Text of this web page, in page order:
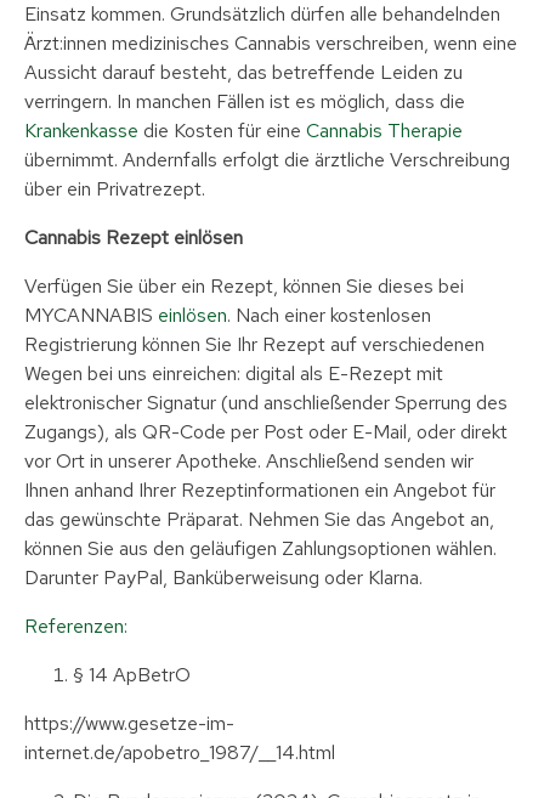
Einsatz kommen. Grundsätzlich dürfen alle behandelnden
Ärzt:innen medizinisches Cannabis verschreiben, wenn eine
Aussicht darauf besteht, das betreffende Leiden zu
verringern. In manchen Fällen ist es möglich, dass die
Krankenkasse die Kosten für eine Cannabis Therapie
übernimmt. Andernfalls erfolgt die ärztliche Verschreibung
über ein Privatrezept.
Cannabis Rezept einlösen
Verfügen Sie über ein Rezept, können Sie dieses bei
MYCANNABIS einlösen. Nach einer kostenlosen
Registrierung können Sie Ihr Rezept auf verschiedenen
Wegen bei uns einreichen: digital als E-Rezept mit
elektronischer Signatur (und anschließender Sperrung des
Zugangs), als QR-Code per Post oder E-Mail, oder direkt
vor Ort in unserer Apotheke. Anschließend senden wir
Ihnen anhand Ihrer Rezeptinformationen ein Angebot für
das gewünschte Präparat. Nehmen Sie das Angebot an,
können Sie aus den geläufigen Zahlungsoptionen wählen.
Darunter PayPal, Banküberweisung oder Klarna.
Referenzen:
§ 14 ApBetrO
https://www.gesetze-im-
internet.de/apobetro_1987/__14.html